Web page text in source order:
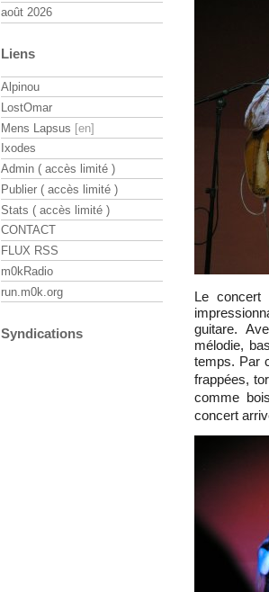
Le concert
guitare.
mélodie,
temps. Par
frappées,
comme
concert
août 2026
Liens
Alpinou
LostOmar
Mens Lapsus
Ixodes
Admin ( accès limité )
Publier ( accès limité )
Stats ( accès limité )
CONTACT
FLUX RSS
m0kRadio
run.m0k.org
Syndications